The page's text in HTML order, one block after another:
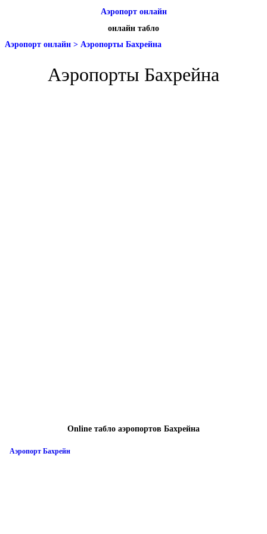
Аэропорт онлайн
онлайн табло
Аэропорт онлайн > Аэропорты Бахрейна
Аэропорты Бахрейна
Online табло аэропортов Бахрейна
Аэропорт Бахрейн